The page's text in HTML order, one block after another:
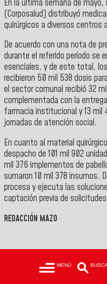
En la última semana de mayo,
(Corposalud) distribuyó
quirúrgicos a diversos
De acuerdo con una nota de
durante el referido período se
esenciales, y de este total,
recibieron 50 mil 538 dosis
el sector comunal recibió 32
complementada con la
farmacia institucional y 13 mil
jornadas de atención social.
En cuanto al material
despacho de 101 mil 902
mil 376 implementos de
sumaron 10 mil 378 insumos.
procesa y ejecuta las
captación previa de
REDACCIÓN MAZO
MENÚ